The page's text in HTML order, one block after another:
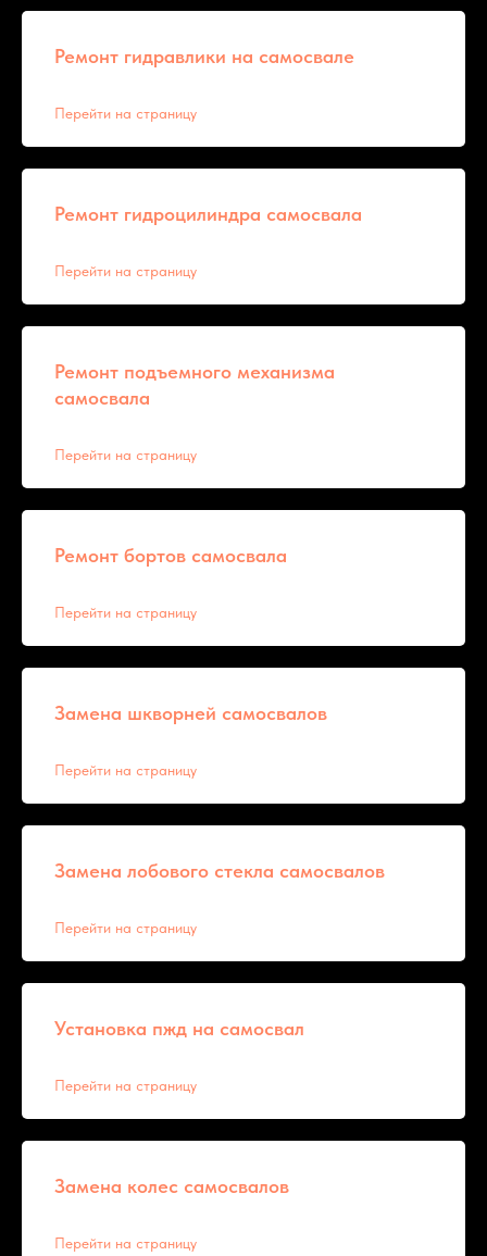
Ремонт гидравлики на самосвале
Перейти на страницу
Ремонт гидроцилиндра самосвала
Перейти на страницу
Ремонт подъемного механизма
самосвала
Перейти на страницу
Ремонт бортов самосвала
Перейти на страницу
Замена шкворней самосвалов
Перейти на страницу
Замена лобового стекла самосвалов
Перейти на страницу
Установка пжд на самосвал
Перейти на страницу
Замена колес самосвалов
Перейти на страницу